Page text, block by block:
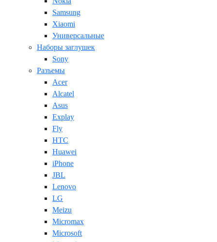
Samsung
Xiaomi
Универсальные
Наборы заглушек
Sony
Разъемы
Acer
Alcatel
Asus
Explay
Fly
HTC
Huawei
iPhone
JBL
Lenovo
LG
Meizu
Micromax
Microsoft